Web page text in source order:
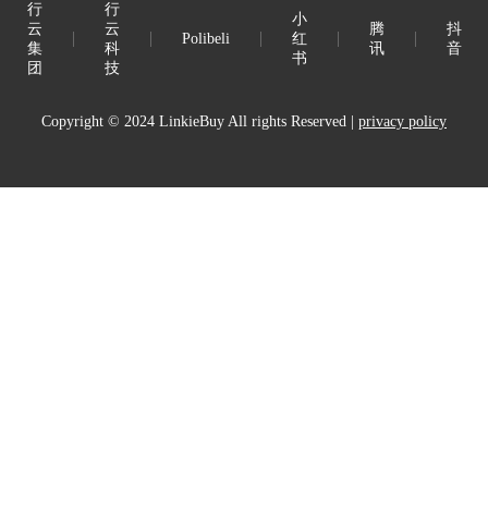
行
云
集
团
行
云
科
技
Polibeli
小
红
书
腾
讯
抖
音
Copyright © 2024 LinkieBuy All rights Reserved | privacy policy